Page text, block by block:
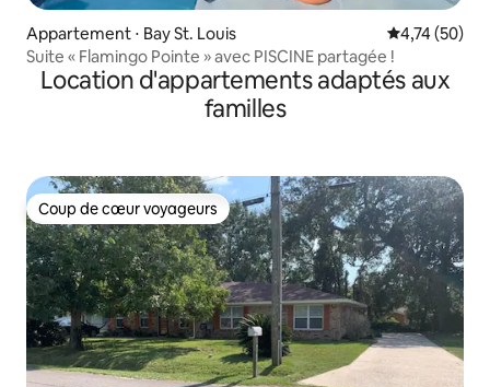
Appartement ⋅ Bay St. Louis Évaluation
4,74 (50)
Suite « Flamingo Pointe » avec PISCINE partagée !
Location d'appartements adaptés aux
familles
Coup de cœur voyageurs
Coup de cœur voyageurs